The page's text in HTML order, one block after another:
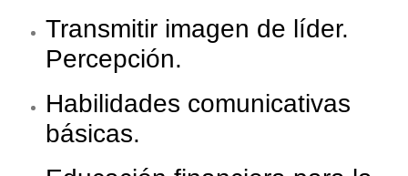
Transmitir imagen de líder.
Percepción.
Habilidades comunicativas
básicas.